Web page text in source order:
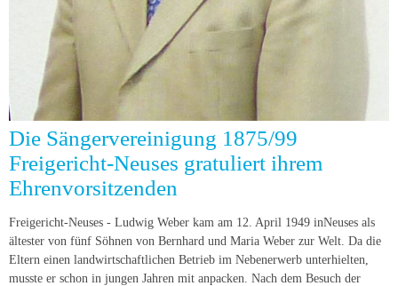
Die Sängervereinigung 1875/99
Freigericht-Neuses gratuliert ihrem
Ehrenvorsitzenden
Freigericht-Neuses - Ludwig Weber kam am 12. April 1949 inNeuses als
ältester von fünf Söhnen von Bernhard und Maria Weber zur Welt. Da die
Eltern einen landwirtschaftlichen Betrieb im Nebenerwerb unterhielten,
musste er schon in jungen Jahren mit anpacken. Nach dem Besuch der